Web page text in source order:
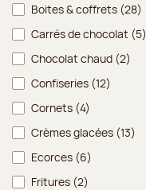
Boites & coffrets (28)
Carrés de chocolat (5)
Chocolat chaud (2)
Confiseries (12)
Cornets (4)
Crèmes glacées (13)
Ecorces (6)
Fritures (2)